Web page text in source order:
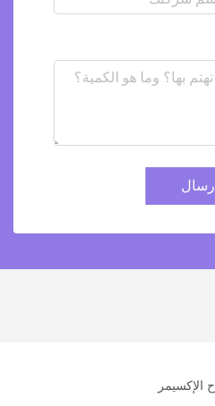
الإكسيمر